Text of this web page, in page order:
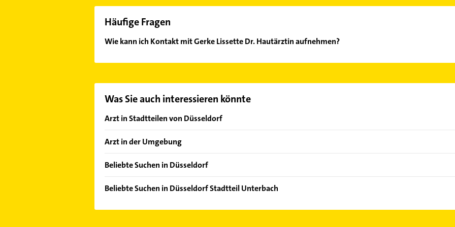
Häufige Fragen
Wie kann ich Kontakt mit Gerke Lissette Dr. Hautärztin aufnehmen?
Was Sie auch interessieren könnte
Arzt in Stadtteilen von Düsseldorf
Altstadt
Benrath
Carlstadt
Düsseltal
Arzt in der Umgebung
Ratingen
Neuss
Beliebte Suchen in Düsseldorf
Bestatter
Maler
Beliebte Suchen in Düsseldorf Stadtteil Unterbach